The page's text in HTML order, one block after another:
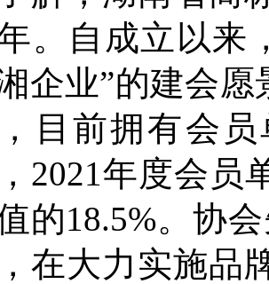
。自成立以来
企业”的建会
目前拥有会
2021年度会员
的18.5%。协
在大力实施品